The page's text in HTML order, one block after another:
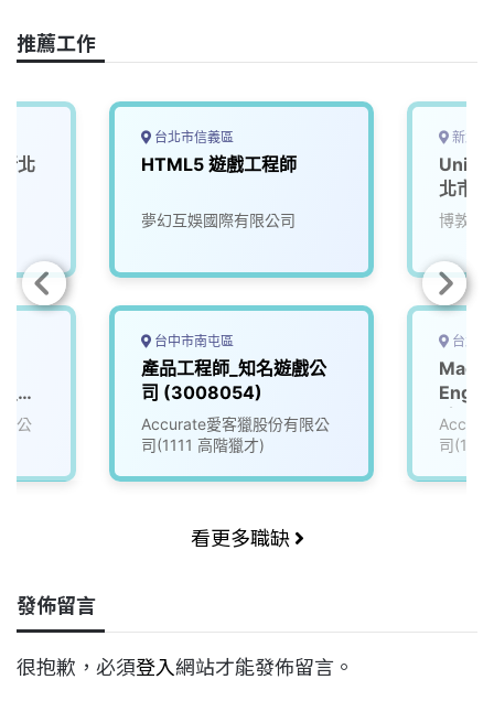
推薦工作
北
知
公
台北市信義區
HTML5 遊戲工程師
夢幻互娛國際有限公司
台中市南屯區
產品工程師_知名遊戲公
司 (3008054)
Accurate愛客獵股份有限公
司(1111 高階獵才)
新北
Unity
北市)
博敦電
台北
_知名
司
看更多職缺
發佈留言
很抱歉，必須登入網站才能發佈留言。